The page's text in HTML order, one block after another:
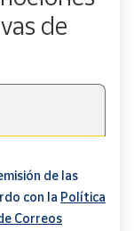
de
de las
con la Política
Correos